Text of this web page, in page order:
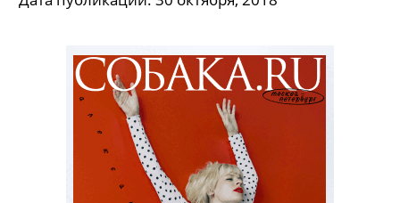
На Василеостровской открылась
раменная Supramen